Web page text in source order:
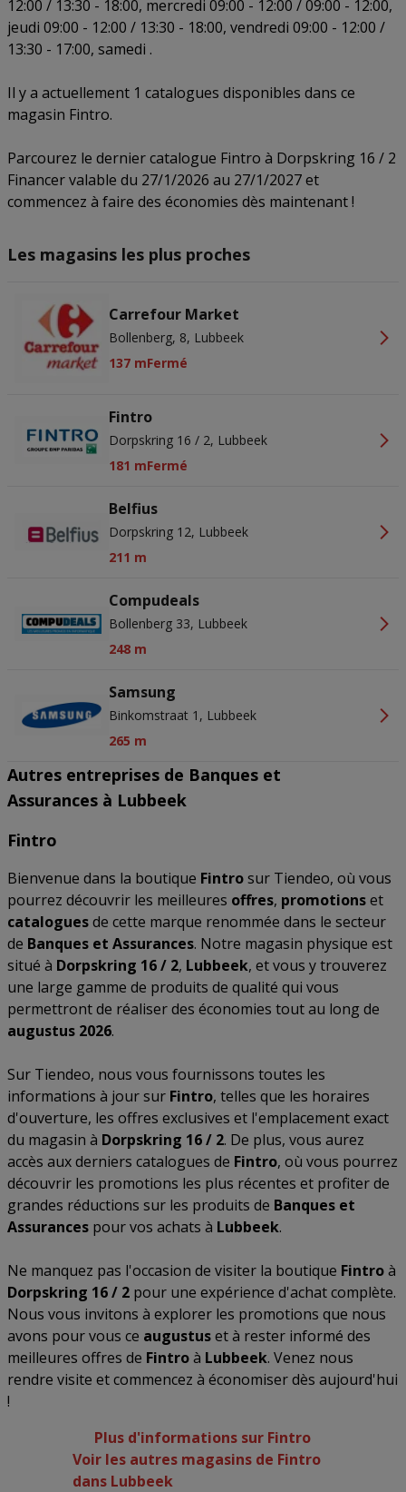
12:00 / 13:30 - 18:00, mercredi 09:00 - 12:00 / 09:00 - 12:00,
jeudi 09:00 - 12:00 / 13:30 - 18:00, vendredi 09:00 - 12:00 /
13:30 - 17:00, samedi .
Il y a actuellement 1 catalogues disponibles dans ce
magasin Fintro.
Parcourez le dernier catalogue Fintro à Dorpskring 16 / 2
Financer valable du 27/1/2026 au 27/1/2027 et
commencez à faire des économies dès maintenant !
Les magasins les plus proches
Carrefour Market
Bollenberg, 8, Lubbeek
137 mFermé
Fintro
Dorpskring 16 / 2, Lubbeek
181 mFermé
Belfius
Dorpskring 12, Lubbeek
211 m
Compudeals
Bollenberg 33, Lubbeek
248 m
Samsung
Binkomstraat 1, Lubbeek
265 m
Autres entreprises de Banques et
Assurances à Lubbeek
Fintro
Bienvenue dans la boutique Fintrosur Tiendeo, où vous
pourrez découvrir les meilleures offres, promotionset
cataloguesde cette marque renommée dans le secteur
de Banques et Assurances. Notre magasin physique est
situé à Dorpskring 16 / 2, Lubbeek, et vous y trouverez
une large gamme de produits de qualité qui vous
permettront de réaliser des économies tout au long de
augustus 2026.
Sur Tiendeo, nous vous fournissons toutes les
informations à jour sur Fintro, telles que les horaires
d'ouverture, les offres exclusives et l'emplacement exact
du magasin à Dorpskring 16 / 2. De plus, vous aurez
accès aux derniers catalogues de Fintro, où vous pourrez
découvrir les promotions les plus récentes et profiter de
grandes réductions sur les produits de Banques et
Assurances pour vos achats à Lubbeek.
Ne manquez pas l'occasion de visiter la boutique Fintroà
Dorpskring 16 / 2 pour une expérience d'achat complète.
Nous vous invitons à explorer les promotions que nous
avons pour vous ce augustuset à rester informé des
meilleures offres de Fintroà Lubbeek. Venez nous
rendre visite et commencez à économiser dès aujourd'hui
!
Plus d'informations sur Fintro
Voir les autres magasins de Fintro
dans Lubbeek
actief scannen ter identificatie. Informatie op een apparaat opslaan
en/of openen. Gepersonaliseerde advertenties en content,
ontwikkeling van diensten.